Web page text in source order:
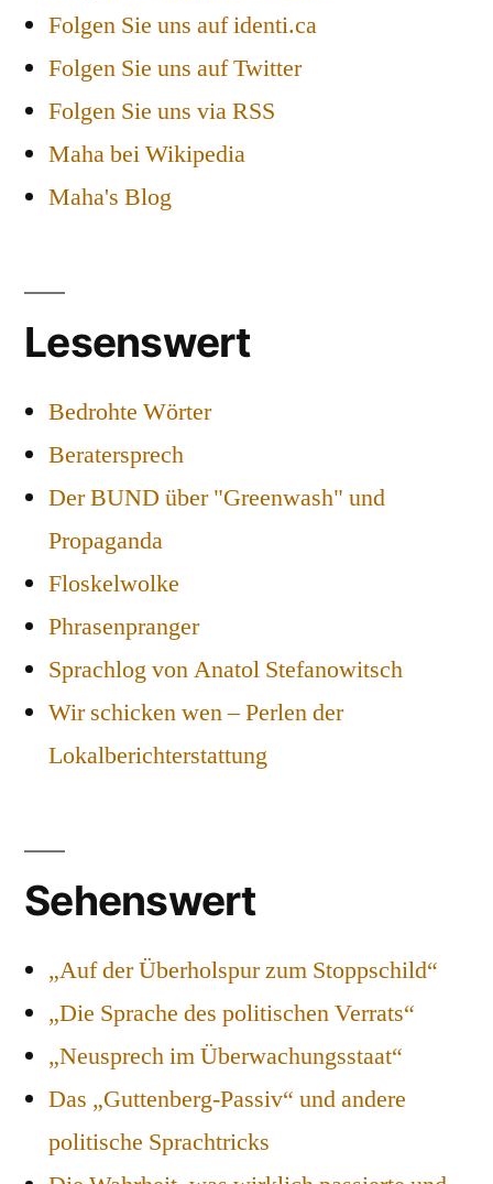
Folgen Sie uns auf identi.ca
Folgen Sie uns auf Twitter
Folgen Sie uns via RSS
Maha bei Wikipedia
Maha's Blog
Lesenswert
Bedrohte Wörter
Beratersprech
Der BUND über "Greenwash" und
Propaganda
Floskelwolke
Phrasenpranger
Sprachlog von Anatol Stefanowitsch
Wir schicken wen – Perlen der
Lokalberichterstattung
Sehenswert
„Auf der Überholspur zum Stoppschild“
„Die Sprache des politischen Verrats“
„Neusprech im Überwachungsstaat“
Das „Guttenberg-Passiv“ und andere
politische Sprachtricks